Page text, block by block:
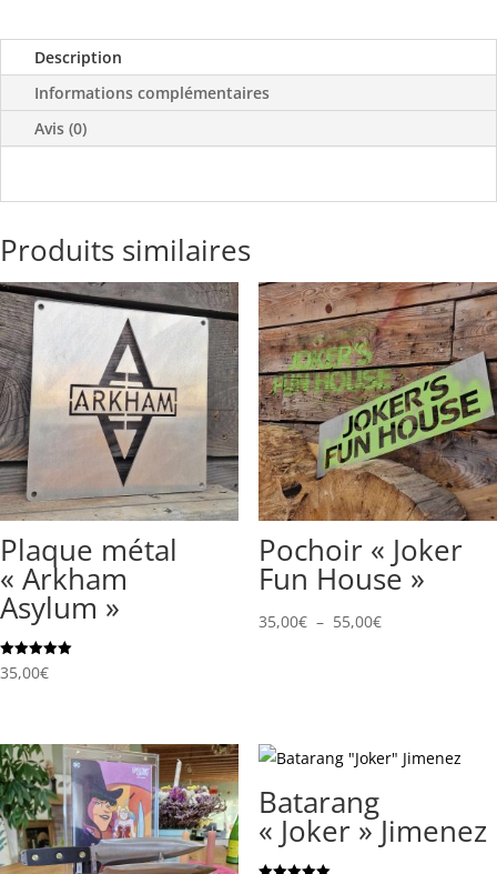
Description
Informations complémentaires
Avis (0)
Produits similaires
Plaque métal
« Arkham
Asylum »
Note
5.00
35,00€
Pochoir « Joker
Fun House »
35,00€ – 55,00€Plage
55,00€
Batarang
« Joker » Jimenez